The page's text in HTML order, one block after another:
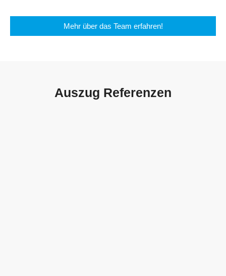
Mehr über das Team erfahren!
Auszug Referenzen